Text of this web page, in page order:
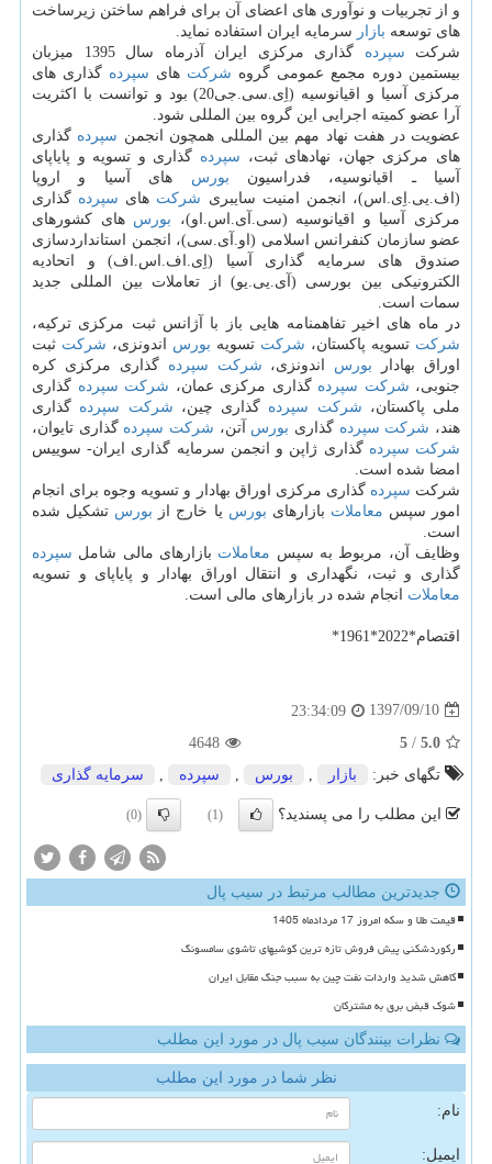
و از تجربیات و نوآوری های اعضای آن برای فراهم ساختن زیرساخت
های توسعه بازار سرمایه ایران استفاده نماید.
شركت سپرده
گذاری مركزی ایران آذرماه سال 1395 میزبان
بیستمین دوره مجمع عمومی گروه شركت های سپرده گذاری های
مركزی آسیا و اقیانوسیه (اِی.سی.جی20) بود و توانست با اكثریت
آرا عضو كمیته اجرایی این گروه بین المللی شود.
عضویت در هفت نهاد مهم بین المللی همچون انجمن سپرده گذاری
های مركزی جهان، نهادهای ثبت، سپرده گذاری و تسویه و پایاپای
آسیا ـ اقیانوسیه، فدراسیون بورس های آسیا و اروپا
(اف.یی.اِی.اس)، انجمن امنیت سایبری شركت های سپرده گذاری
مركزی آسیا و اقیانوسیه (سی.آی.اس.او)، بورس های كشورهای
عضو سازمان كنفرانس اسلامی (او.آی.سی)، انجمن استانداردسازی
صندوق های سرمایه گذاری آسیا (اِی.اف.اس.اف) و اتحادیه
الكترونیكی بین بورسی (آی.یی.یو) از تعاملات بین المللی جدید
سمات است.
در ماه های اخیر تفاهمنامه هایی باز با آژانس ثبت مركزی تركیه،
شركت تسویه پاكستان، شركت تسویه بورس اندونزی، شركت ثبت
اوراق بهادار بورس اندونزی، شركت سپرده گذاری مركزی كره
جنوبی، شركت سپرده گذاری مركزی عمان، شركت سپرده گذاری
ملی پاكستان، شركت سپرده گذاری چین، شركت سپرده گذاری
هند، شركت سپرده گذاری بورس آتن، شركت سپرده گذاری تایوان،
شركت سپرده گذاری ژاپن و انجمن سرمایه گذاری ایران- سوییس
امضا شده است.
شركت سپرده گذاری مركزی اوراق بهادار و تسویه وجوه برای انجام
امور سپس معاملات بازارهای بورس یا خارج از بورس تشكیل شده
است.
وظایف آن، مربوط به سپس معاملات بازارهای مالی شامل سپرده
گذاری و ثبت، نگهداری و انتقال اوراق بهادار و پایاپای و تسویه
معاملات انجام شده در بازارهای مالی است.
اقتصام*2022*1961*
1397/09/10
23:34:09
5.0
/
5
4648
تگهای خبر:
بازار بورس سپرده سرمایه گذاری
این مطلب را می پسندید؟ (1)
(0)
جدیدترین مطالب مرتبط در سیب پال
قیمت طلا و سکه امروز 17 مردادماه 1405
رکوردشکنی پیش فروش تازه ترین گوشیهای تاشوی سامسونگ
کاهش شدید واردات نفت چین به سبب جنگ مقابل ایران
شوک قبض برق به مشترکان
نظرات بینندگان سیب پال در مورد این مطلب
نظر شما در مورد این مطلب
نام:
ایمیل: